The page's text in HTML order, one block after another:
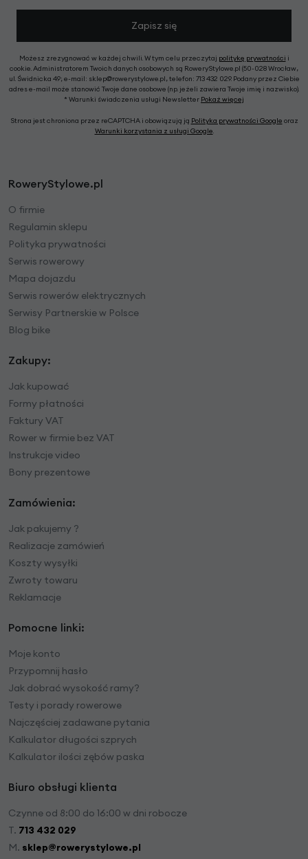
Zapisz się
Możesz zrezygnować w każdej chwili. W tym celu przeczytaj politykę prywatności i
cookie. Administratorem Twoich danych osobowych są RoweryStylowe.pl (50-028 Wrocław,
ul. Świdnicka 49; e-mail: sklep@rowerystylowe.pl, telefon: 713 432 029. Podany przez Ciebie
adres e-mail może stanowić Twoje dane osobowe (np. jeżeli zawiera Twoje imię i nazwisko).
* Warunki świadczenia usługi Newsletter Pokaż więcej
Strona jest chroniona przez reCAPTCHA i obowiązują ją Polityka prywatności Google oraz
Warunki korzystania z usługi Google.
RoweryStylowe.pl
O firmie
Regulamin sklepu
Polityka prywatności
Serwis rowerowy
Mapa dojazdu
Serwis rowerów elektrycznych
Serwisy Partnerskie w Polsce
Blog bike
Zakupy:
Jak kupować
Formy płatności
Faktury VAT
Rower w firmie bez VAT
Instrukcje video
Bony prezentowe
Zamówienia:
Jak pakujemy ?
Realizacje zamówień
Koszty wysyłki
Zwroty towaru
Reklamacje
Pomocne linki:
Moje konto
Przypomnij hasło
Jak dobrać wysokość ramy?
Testy i porady rowerowe
Najczęściej zadawane pytania
Kalkulator długości szprych
Kalkulator ilości zębów paska
Biuro obsługi klienta
Czynne od 8:00 do 16:00 w dni robocze
T. 713 432 029
M. sklep@rowerystylowe.pl